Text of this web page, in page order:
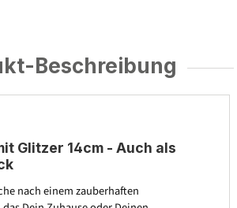
Beschreibung
Glitzer 14cm - Auch als
nach einem zauberhaften